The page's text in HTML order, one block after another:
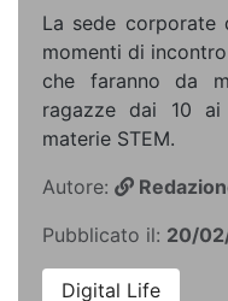
La sede corporate
momenti di
che faranno da
ragazze dai 10
materie STEM.
Autore:
Pubblicato il: 20/
Digital Life